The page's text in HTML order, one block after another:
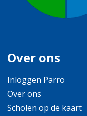
Over ons
Inloggen Parro
Over ons
Scholen op de kaart